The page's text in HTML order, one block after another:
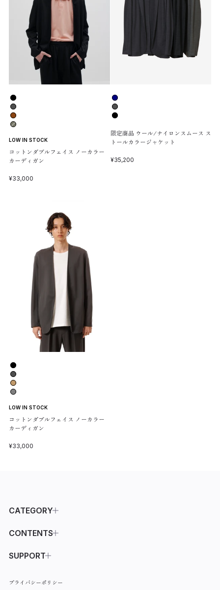
色BLACK/01
D.GRAY/03
BROWN/20
KHAKI GRAY/62
LOW IN STOCK
コットンダブルフェイス ノーカラー
カーディガン
セール価格
¥33,000
色D.NAVY/43
D.GRAY/03
BLACK/01
限定商品 ウール/ナイロンスムース ス
トールカラージャケット
セール価格
¥35,200
色BLACK/01
D.GRAY/03
CAMEL/22
グレイ系/06
LOW IN STOCK
コットンダブルフェイス ノーカラー
カーディガン
セール価格
¥33,000
CATEGORY
T-SHIRTS
CONTENTS
INFORMATION
SUPPORT
プライバシーポリシー